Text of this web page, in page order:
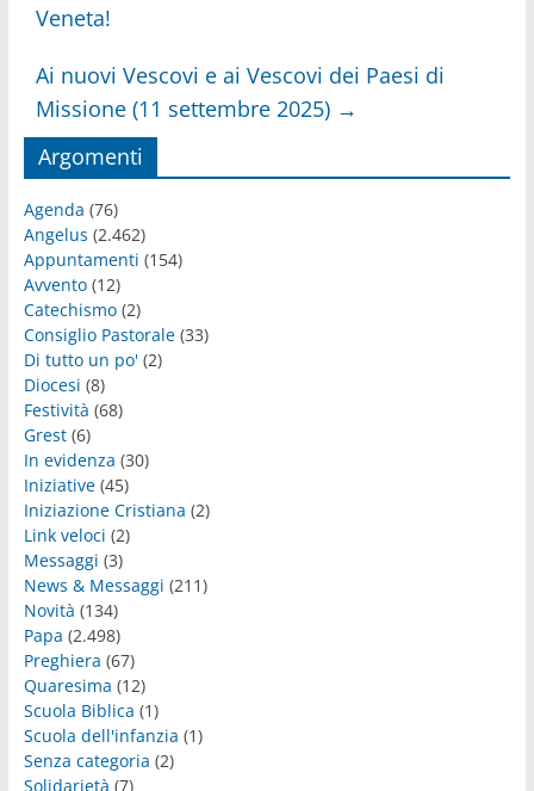
Veneta!
Ai nuovi Vescovi e ai Vescovi dei Paesi di
Missione (11 settembre 2025) →
Argomenti
Agenda (76)
Angelus (2.462)
Appuntamenti (154)
Avvento(12)
Catechismo(2)
Consiglio Pastorale(33)
Di tutto un po'(2)
Diocesi (8)
Festività (68)
Grest(6)
In evidenza (30)
Iniziative(45)
Iniziazione Cristiana (2)
Link veloci (2)
Messaggi (3)
News & Messaggi (211)
Novità (134)
Papa (2.498)
Preghiera (67)
Quaresima (12)
Scuola Biblica (1)
Scuola dell'infanzia (1)
Senza categoria (2)
Solidarietà (7)